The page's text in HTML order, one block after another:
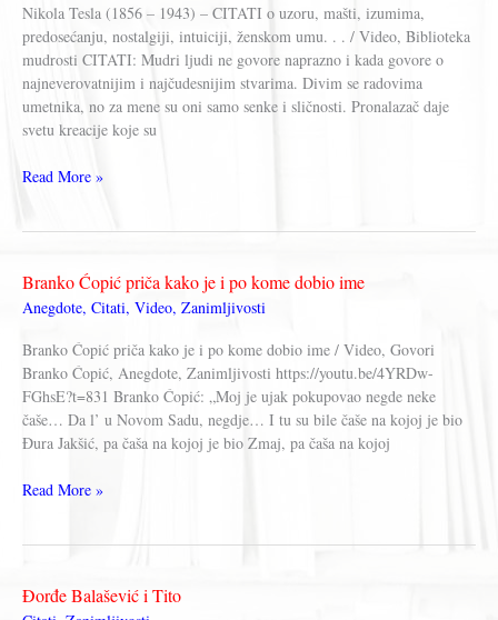
Izbor:
Miroslav
Mika
Antić
Nikola Tesla (1856 – 1943) – CITATI o uzoru, mašti, izumima,
predosećanju, nostalgiji, intuiciji, ženskom umu. . . / Video, Biblioteka
mudrosti CITATI: Mudri ljudi ne govore naprazno i kada govore o
najneverovatnijim i najčudesnijim stvarima. Divim se radovima
umetnika, no za mene su oni samo senke i sličnosti. Pronalazač daje
svetu kreacije koje su
Nikola
Read More »
Branko Ćopić priča kako je i po kome dobio ime
Anegdote, Citati, Video, Zanimljivosti
Branko Ćopić priča kako je i po kome dobio ime / Video, Govori
Branko Ćopić, Anegdote, Zanimljivosti https://youtu.be/4YRDw-
FGhsE?t=831 Branko Ćopić: „Moj je ujak pokupovao negde neke
čaše… Da l’ u Novom Sadu, negdje… I tu su bile čaše na kojoj je bio
Đura Jakšić, pa čaša na kojoj je bio Zmaj, pa čaša na kojoj
Branko
i
Read More »
Đorđe Balašević i Tito